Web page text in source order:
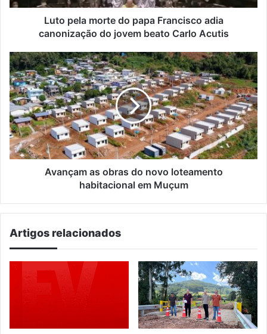
do
Acutis
Luto pela morte do papa Francisco adia
canonização do jovem beato Carlo Acutis
Avançam
as
obras
do
novo
loteamento
habitacional
em
Muçum
Avançam as obras do novo loteamento
habitacional em Muçum
Artigos relacionados